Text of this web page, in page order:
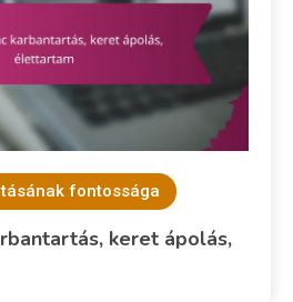
fontossága
keret ápolás,